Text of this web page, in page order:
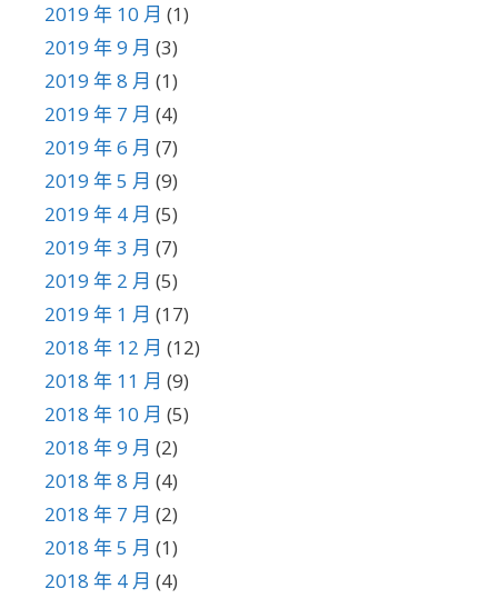
2019 年 10 月 (1)
2019 年 9 月 (3)
2019 年 8 月 (1)
2019 年 7 月 (4)
2019 年 6 月 (7)
2019 年 5 月 (9)
2019 年 4 月 (5)
2019 年 3 月 (7)
2019 年 2 月 (5)
2019 年 1 月 (17)
2018 年 12 月 (12)
2018 年 11 月 (9)
2018 年 10 月 (5)
2018 年 9 月 (2)
2018 年 8 月 (4)
2018 年 7 月 (2)
2018 年 5 月 (1)
2018 年 4 月 (4)